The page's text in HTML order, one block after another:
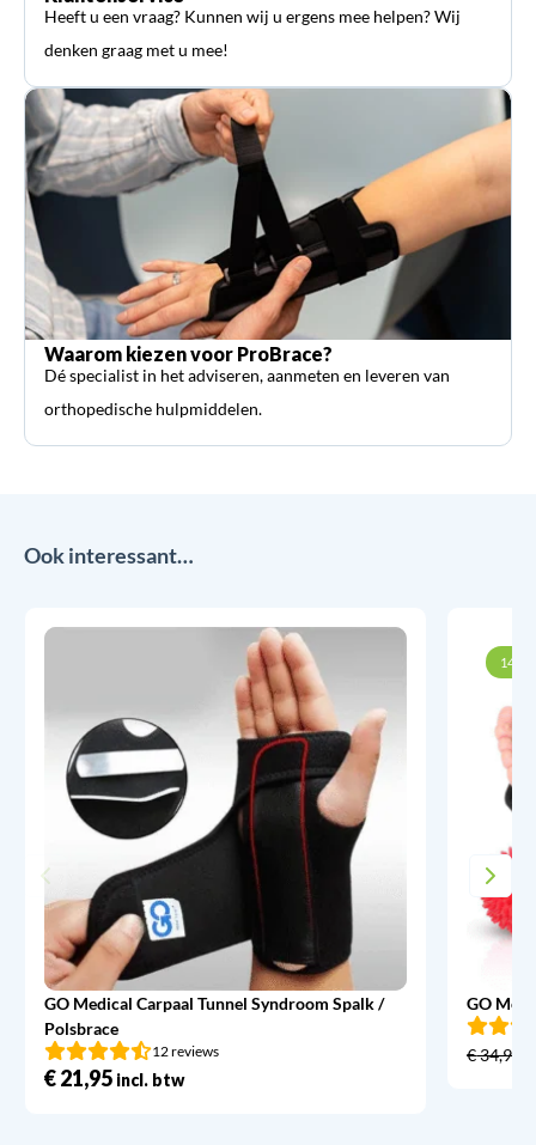
Heeft u een vraag? Kunnen wij u ergens mee helpen? Wij
denken graag met u mee!
Waarom kiezen voor ProBrace?
Dé specialist in het adviseren, aanmeten en leveren van
orthopedische hulpmiddelen.
Ook interessant…
GO Medical Carpaal Tunnel Syndroom Spalk /
Polsbrace
12 reviews
€21,95 incl. btw
14%
GO
€34,95